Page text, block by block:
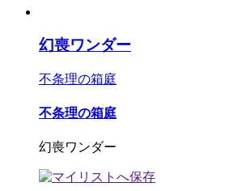
幻喪ワンダー
不条理の箱庭
不条理の箱庭
幻喪ワンダー